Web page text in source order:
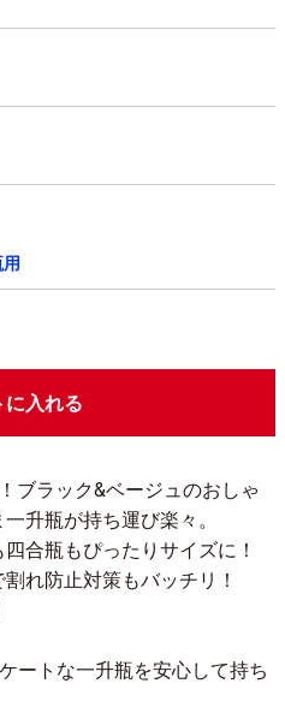
に入れる
ブラック&ベージュのおしゃ
升瓶が持ち運び楽々。
合瓶もぴったりサイズに！
れ防止対策もバッチリ！
ートな一升瓶を安心して持ち